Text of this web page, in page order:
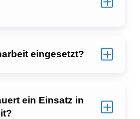
eingesetzt?
ein Einsatz in